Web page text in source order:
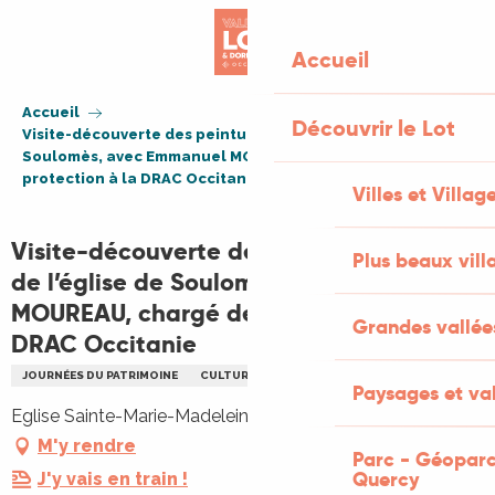
Accueil
Découvrir le Lot
Villes et
Plus beaux
Grandes
Paysages et
Parc -
Quercy
Accueil
Visite-découverte des peintures murales de l’église de
Soulomès, avec Emmanuel MOUREAU, chargé de
protection à la DRAC Occitanie
Visite-découverte des peintures murales
de l’église de Soulomès, avec Emmanuel
MOUREAU, chargé de protection à la
DRAC Occitanie
JOURNÉES DU PATRIMOINE CULTURELLE
Eglise Sainte-Marie-Madeleine, 46240 Soulomès
M'y rendre
J'y vais en train !